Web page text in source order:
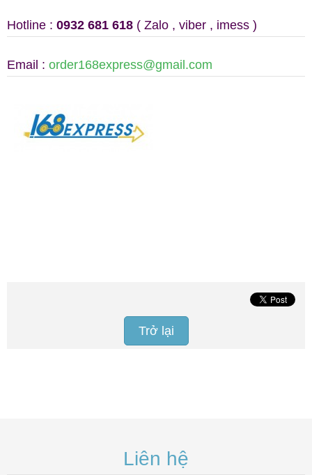
Hotline : 0932 681 618 ( Zalo , viber , imess )
Email : order168express@gmail.com
Trở lại
Liên hệ